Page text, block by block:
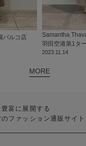
パルコ店
2023.11.14
Samantha
羽田空港第1タ
MORE
富に展開する
ファッション通販サイト